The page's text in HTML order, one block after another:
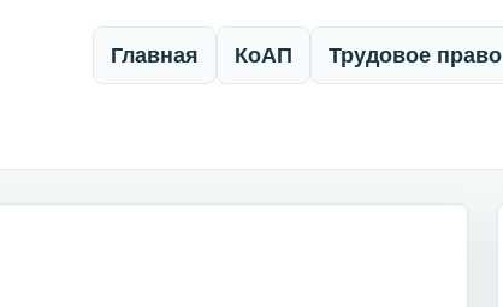
Главная КоАП Трудовое право